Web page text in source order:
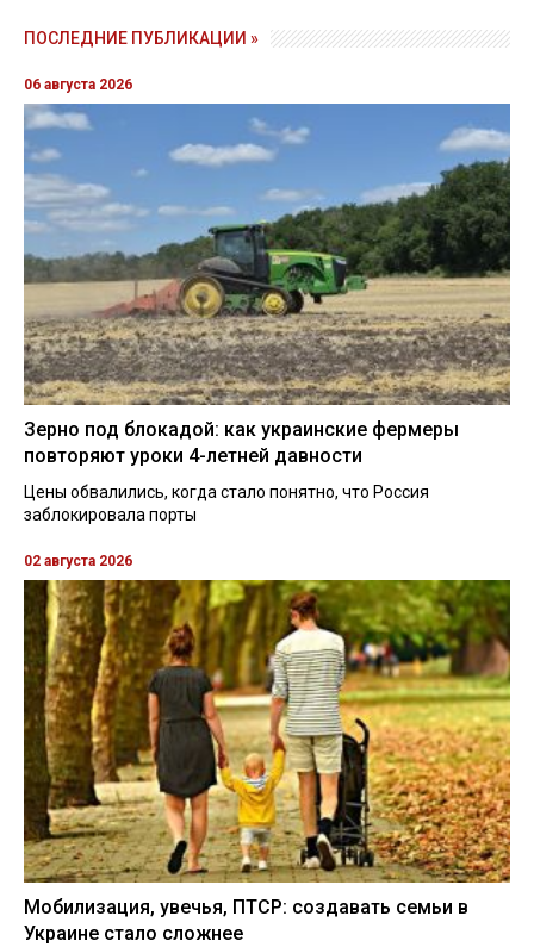
ПОСЛЕДНИЕ ПУБЛИКАЦИИ »
06 августа 2026
Зерно под блокадой: как украинские фермеры
повторяют уроки 4-летней давности
Цены обвалились, когда стало понятно, что Россия
заблокировала порты
02 августа 2026
Мобилизация, увечья, ПТСР: создавать семьи в
Украине стало сложнее